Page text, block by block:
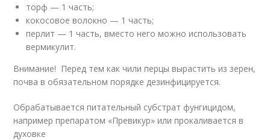
торф — 1 часть;
кокосовое волокно — 1 часть;
перлит — 1 часть, вместо него можно использовать
вермикулит.
Внимание! Перед тем как чили перцы вырастить из зерен,
почва в обязательном порядке дезинфицируется.
Обрабатывается питательный субстрат фунгицидом,
например препаратом «Превикур» или прокаливается в
духовке